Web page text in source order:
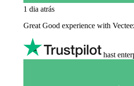
1 dia atrás
Great Good experience with
hast